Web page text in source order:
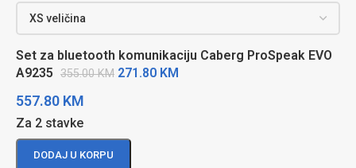
Set za bluetooth komunikaciju Caberg ProSpeak EVO
A9235 355.00KM 271.80 KM
557.80 KM
Za 2 stavke
DODAJ U KORPU